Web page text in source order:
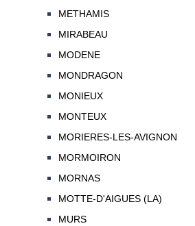
METHAMIS
MIRABEAU
MODENE
MONDRAGON
MONIEUX
MONTEUX
MORIERES-LES-AVIGNON
MORMOIRON
MORNAS
MOTTE-D'AIGUES (LA)
MURS